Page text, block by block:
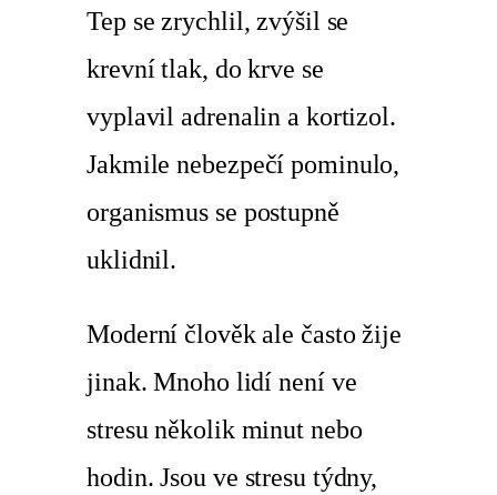
Tep se zrychlil, zvýšil se
krevní tlak, do krve se
vyplavil adrenalin a kortizol.
Jakmile nebezpečí pominulo,
organismus se postupně
uklidnil.
Moderní člověk ale často žije
jinak. Mnoho lidí není ve
stresu několik minut nebo
hodin. Jsou ve stresu týdny,